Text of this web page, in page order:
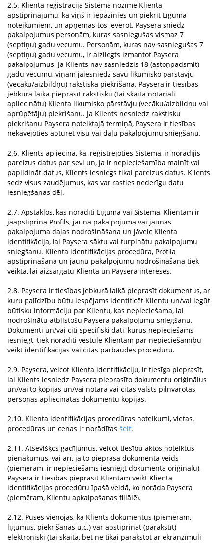
2.5. Klienta reģistrācija Sistēmā nozīmē Klienta
apstiprinājumu, ka viņš ir iepazinies un piekrīt Līguma
noteikumiem, un apņemas tos ievērot. Paysera sniedz
pakalpojumus personām, kuras sasniegušas vismaz 7
(septiņu) gadu vecumu. Personām, kuras nav sasniegušas 7
(septiņu) gadu vecumu, ir aizliegts izmantot Paysera
pakalpojumus. Ja Klients nav sasniedzis 18 (astoņpadsmit)
gadu vecumu, viņam jāiesniedz savu likumisko pārstāvju
(vecāku/aizbildņu) rakstiska piekrišana. Paysera ir tiesības
jebkurā laikā pieprasīt rakstisku (tai skaitā notariāli
apliecinātu) Klienta likumisko pārstāvju (vecāku/aizbildņu vai
aprūpētāju) piekrišanu. Ja Klients nesniedz rakstisku
piekrišanu Paysera noteiktajā termiņā, Paysera ir tiesības
nekavējoties apturēt visu vai daļu pakalpojumu sniegšanu.
2.6. Klients apliecina, ka, reģistrējoties Sistēmā, ir norādījis
pareizus datus par sevi un, ja ir nepieciešamība mainīt vai
papildināt datus, Klients iesniegs tikai pareizus datus. Klients
sedz visus zaudējumus, kas var rasties nederīgu datu
iesniegšanas dēļ.
2.7. Apstākļos, kas norādīti Līgumā vai Sistēmā, Klientam ir
jāapstiprina Profils, jauna pakalpojuma vai jaunas
pakalpojuma daļas nodrošināšana un jāveic Klienta
identifikācija, lai Paysera sāktu vai turpinātu pakalpojumu
sniegšanu. Klienta identifikācijas procedūra, Profila
apstiprināšana un jaunu pakalpojumu nodrošināšana tiek
veikta, lai aizsargātu Klienta un Paysera intereses.
2.8. Paysera ir tiesības jebkurā laikā pieprasīt dokumentus, ar
kuru palīdzību būtu iespējams identificēt Klientu un/vai iegūt
būtisku informāciju par Klientu, kas nepieciešama, lai
nodrošinātu atbilstošu Paysera pakalpojumu sniegšanu.
Dokumenti un/vai citi specifiski dati, kurus nepieciešams
iesniegt, tiek norādīti vēstulē Klientam par nepieciešamību
veikt identifikācijas vai citas pārbaudes procedūru.
2.9. Paysera, veicot Klienta identifikāciju, ir tiesīga pieprasīt,
lai Klients iesniedz Paysera pieprasīto dokumentu oriģinālus
un/vai to kopijas un/vai notāra vai citas valsts pilnvarotas
personas apliecinātas dokumentu kopijas.
2.10. Klienta identifikācijas procedūras noteikumi, vietas,
procedūras un cenas ir norādītas šeit.
2.11. Atsevišķos gadījumus, veicot tiesību aktos noteiktus
pienākumus, vai arī, ja to pieprasa dokumenta veids
(piemēram, ir nepieciešams iesniegt dokumenta oriģinālu),
Paysera ir tiesības pieprasīt Klientam veikt Klienta
identifikācijas procedūru īpašā veidā, ko norāda Paysera
(piemēram, Klientu apkalpošanas filiālē).
2.12. Puses vienojas, ka Klients dokumentus (piemēram,
līgumus, piekrišanas u.c.) var apstiprināt (parakstīt)
elektroniski (tai skaitā, bet ne tikai parakstot ar ekrānzīmuli